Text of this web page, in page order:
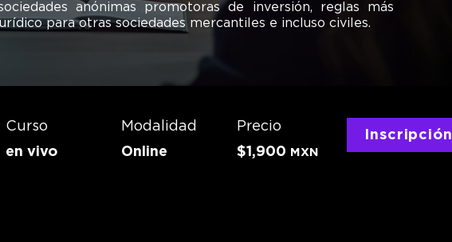
anónimas promotoras de inversión, reglas más
para otras sociedades mercantiles e incluso civiles.
Curso
en vivo
Modalidad
Online
Precio
$1,900 MXN
Inscripción